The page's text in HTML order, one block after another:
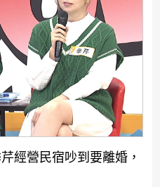
經營民宿吵到要離婚，